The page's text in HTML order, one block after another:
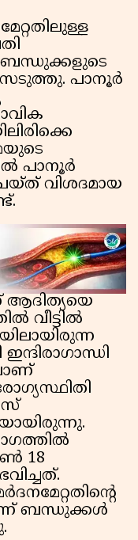
പാനൂർ
പാനൂർ
വിശദമായ
വീട്ടിൽ
18
ബന്ധുക്കൾ